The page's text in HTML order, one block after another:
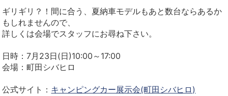
ギリギリ？！間に合う、夏納車モデルもあと数台ならあるか
もしれませんので、
詳しくは会場でスタッフにお尋ね下さい。
日時：7月23日(日)10:00～17:00
会場：町田シバヒロ
公式サイト： キャンピングカー展示会(町田シバヒロ)